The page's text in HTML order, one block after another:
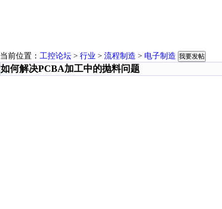
当前位置： 工控论坛 > 行业 > 流程制造 > 电子制造 我要发帖
如何解决PCBA加工中的抛料问题